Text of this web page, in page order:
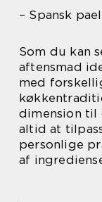
– Spansk
Som du kan
aftensmad
med
dimension til
altid at
personlige
af